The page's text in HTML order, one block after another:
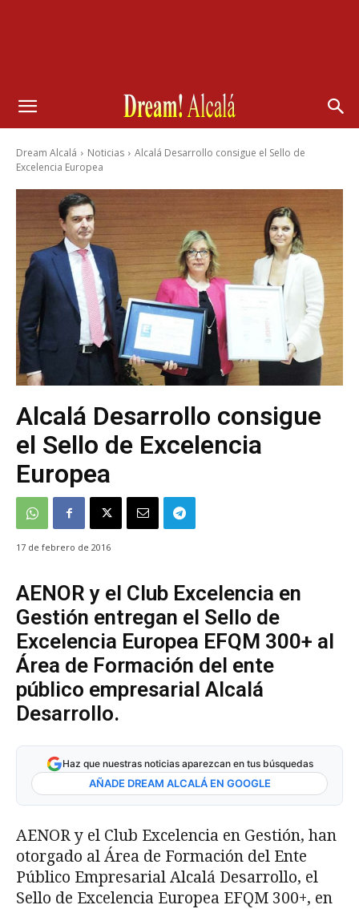
Dream Alcalá Noticias
Alcalá Desarrollo consigue el Sello de
Excelencia Europea
Alcalá Desarrollo consigue
el Sello de Excelencia
Europea
17 de febrero de 2016
AENOR y el Club Excelencia en
Gestión entregan el Sello de
Excelencia Europea EFQM 300+ al
Área de Formación del ente
público empresarial Alcalá
Desarrollo.
Haz que nuestras noticias aparezcan en tus búsquedas
AÑADE DREAM ALCALÁ EN GOOGLE
AENOR y el Club Excelencia en Gestión, han
otorgado al Área de Formación del Ente
Público Empresarial Alcalá Desarrollo, el
Sello de Excelencia Europea EFQM 300+, en